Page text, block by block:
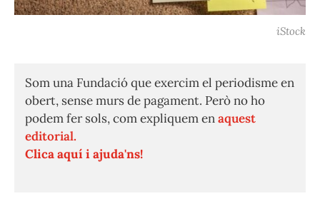
iStock
Som una Fundació que exercim el periodisme en
obert, sense murs de pagament. Però no ho
podem fer sols, com expliquem enaquest
editorial.
Clica aquí i ajuda'ns!